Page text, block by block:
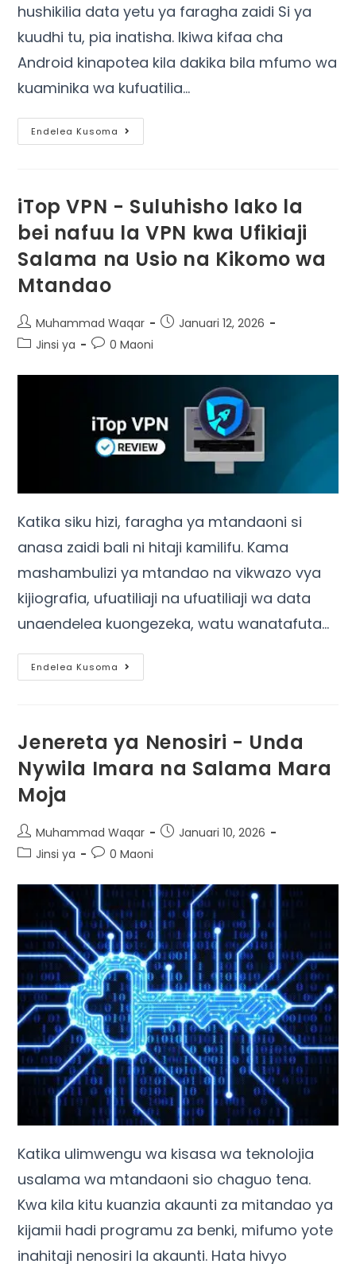
hushikilia data yetu ya faragha zaidi Si ya
kuudhi tu, pia inatisha. Ikiwa kifaa cha
Android kinapotea kila dakika bila mfumo wa
kuaminika wa kufuatilia…
Endelea Kusoma
iTop VPN - Suluhisho lako la
bei nafuu la VPN kwa Ufikiaji
Salama na Usio na Kikomo wa
Mtandao
Muhammad Waqar
Januari 12, 2026
Jinsi ya
0 Maoni
Katika siku hizi, faragha ya mtandaoni si
anasa zaidi bali ni hitaji kamilifu. Kama
mashambulizi ya mtandao na vikwazo vya
kijiografia, ufuatiliaji na ufuatiliaji wa data
unaendelea kuongezeka, watu wanatafuta…
Endelea Kusoma
Jenereta ya Nenosiri - Unda
Nywila Imara na Salama Mara
Moja
Muhammad Waqar
Januari 10, 2026
Jinsi ya
0 Maoni
Katika ulimwengu wa kisasa wa teknolojia
usalama wa mtandaoni sio chaguo tena.
Kwa kila kitu kuanzia akaunti za mitandao ya
kijamii hadi programu za benki, mifumo yote
inahitaji nenosiri la akaunti. Hata hivyo